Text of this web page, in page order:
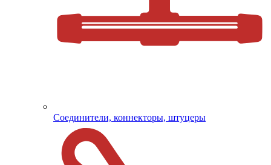
Соединители, коннекторы, штуцеры